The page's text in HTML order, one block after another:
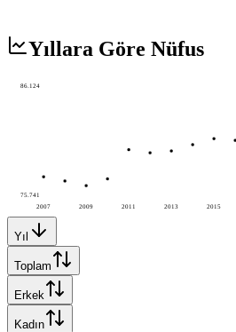
Yıllara Göre Nüfus
2007 2009 2011 2013 2015
86.124
75.741
Yıl
Toplam
Erkek
Kadın